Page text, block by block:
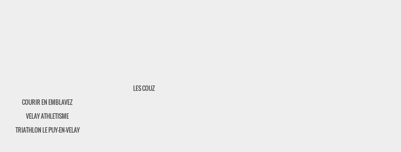
LES COUZ
COURIR EN EMBLAVEZ
VELAY ATHLETISME
TRIATHLON LE PUY-EN-VELAY